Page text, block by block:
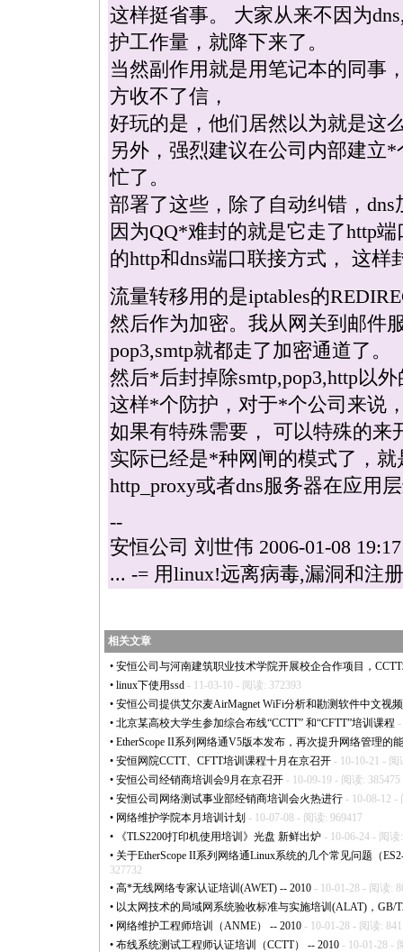
这样挺省事。 大家从来不因为
护工作量，就降下来了。
当然副作用就是用笔记本的同事
方收不了信，
好玩的是，他们居然以为就是这
另外，强烈建议在公司内部建立*
忙了。
部署了这些，除了自动纠错，
因为QQ*难封的就是它走了http
的http和dns端口联接方式， 这样
流量转移用的是iptables的
然后作为加密。我从网关到邮件
pop3,smtp就都走了加密通道了。
然后*后封掉除smtp,pop3,http以
这样*个防护，对于*个公司来说
如果有特殊需要， 可以特殊的来
实际已经是*种网闸的模式了，
http_proxy或者dns服务器在应用
--
安恒公司 刘世伟 2006-01-08 19:17
... -= 用linux!远离病毒,漏洞和注
相关文章
• 安恒公司与河南建筑职业技术学院开展校企合作项目，
• linux下使用ssd - 11-03-10 - 阅读: 372393
• 安恒公司提供艾尔麦AirMagnet WiFi分析和勘测软件中文视
• 北京某高校大学生参加综合布线“CCTT” 和“CFTT”培训课程 -
• EtherScope II系列网络通V5版本发布，再次提升网络管理的
• 安恒网院CCTT、CFTT培训课程十月在京召开 - 10-10-21 - 阅
• 安恒公司经销商培训会9月在京召开 - 10-09-19 - 阅读: 385475
• 安恒公司网络测试事业部经销商培训会火热进行 - 10-08-12 -
• 网络维护学院本月培训计划 - 10-07-08 - 阅读: 969417
•
《TLS2200打印机使用培训》光盘 新鲜出炉 - 10-06-24 - 阅读
• 关于EtherScope II系列网络通Linux系统的几个常见问题（
327732
• 高*无线网络专家认证培训(AWET) -- 2010 - 10-01-28 - 阅读:
• 以太网技术的局域网系统验收标准与实施培训(ALAT)，GB/
• 网络维护工程师培训（ANME） -- 2010 - 10-01-28 - 阅读:
• 布线系统测试工程师认证培训（CCTT） -- 2010 - 10-01-28 -